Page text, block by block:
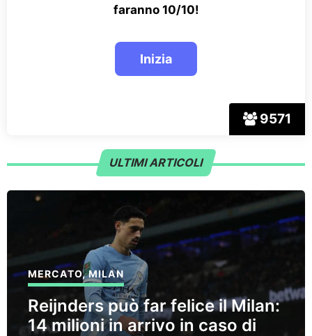
9571
faranno 10/10!
ULTIMI ARTICOLI
MERCATO,MILAN
Reijnders può far felice il Milan:
14 milioni in arrivo in caso di